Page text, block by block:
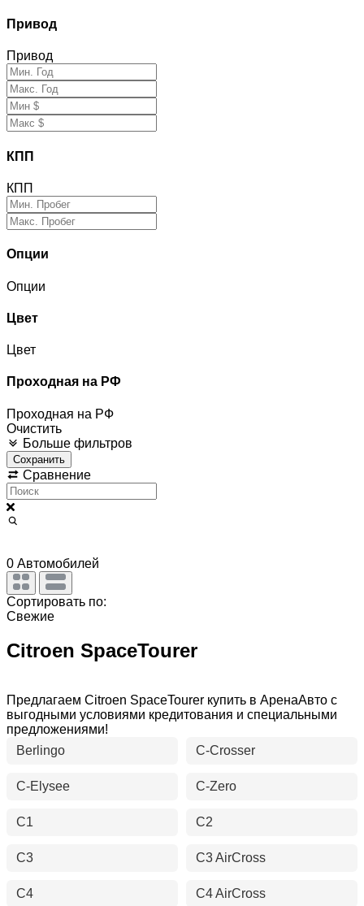
Привод
Привод
КПП
КПП
Опции
Опции
Цвет
Цвет
Проходная на РФ
Проходная на РФ
Очистить
Больше фильтров
Сохранить
Сравнение
0 Автомобилей
Сортировать по:
Свежие
Citroen SpaceTourer
Предлагаем Citroen SpaceTourer купить в АренаАвто с
выгодными условиями кредитования и специальными
предложениями!
Berlingo
C-Crosser
C-Elysee C-Zero
C1 C2
C3 C3 AirCross
C4 C4 AirCross